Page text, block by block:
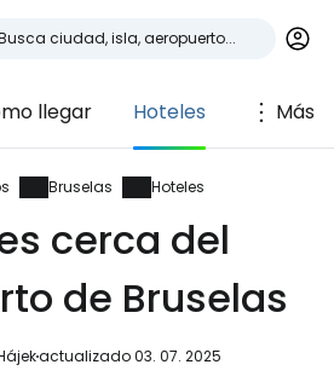
llegar Hoteles Más
Bruselas Hoteles
cerca del
de Bruselas
actualizado 03. 07. 2025
en
mundial de viajeros